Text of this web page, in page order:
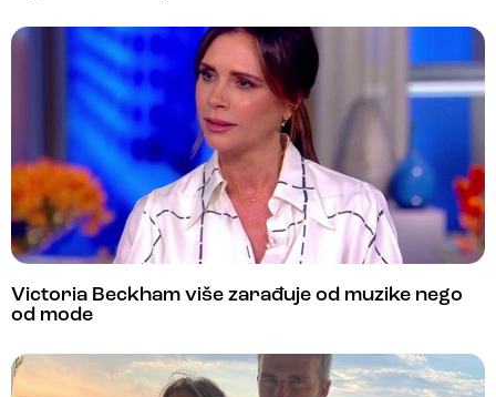
Victoria Beckham više zarađuje od muzike nego
od mode